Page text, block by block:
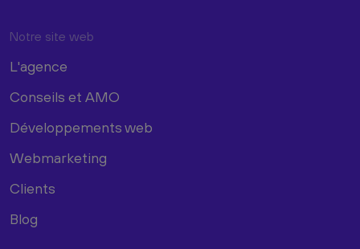
Notre site web
L'agence
Conseils et AMO
Développements web
Webmarketing
Clients
Blog